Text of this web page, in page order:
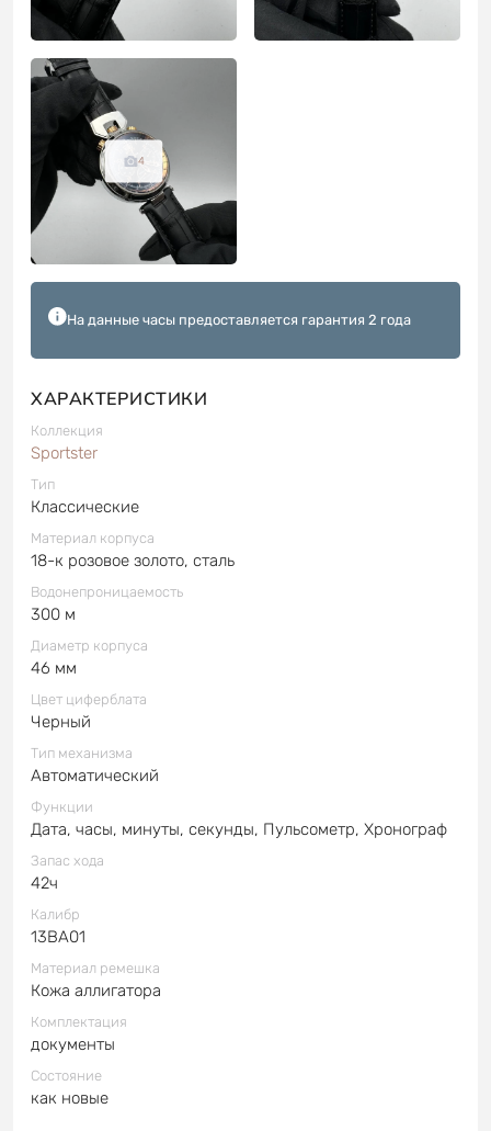
4
На данные часы предоставляется гарантия 2 года
ХАРАКТЕРИСТИКИ
Коллекция
Sportster
Тип
Классические
Материал корпуса
18-к розовое золото, сталь
Водонепроницаемость
300 м
Диаметр корпуса
46 мм
Цвет циферблата
Черный
Тип механизма
Автоматический
Функции
Дата, часы, минуты, секунды, Пульсометр, Хронограф
Запас хода
42ч
Калибр
13BA01
Материал ремешка
Кожа аллигатора
Комплектация
документы
Состояние
как новые